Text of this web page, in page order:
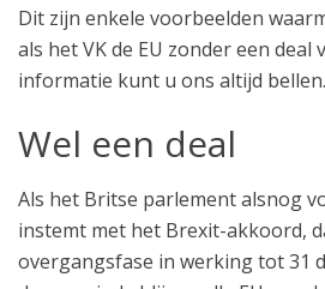
Dit zijn enkele voorbeelden
als het VK de EU zonder een deal
informatie kunt u ons altijd bellen.
Wel een deal
Als het Britse parlement alsnog
instemt met het Brexit-akkoord,
overgangsfase in werking tot 31